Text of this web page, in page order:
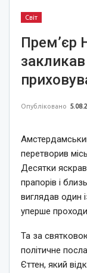
Світ
Прем’єр
Опубліковано
перетворив
Десятки
прапорів і
виглядав один
уперше
Та за
політичне
Єттен, який